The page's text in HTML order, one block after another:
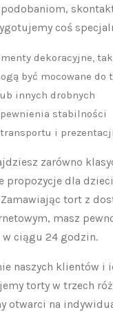
coś
dekoracyjne,
być mocowane do
innych drobnych
stabilności
i
zarówno
propozycje dla
tort z
masz
ciągu 24 godzin.
naszych klientów i
torty w trzech
otwarci na